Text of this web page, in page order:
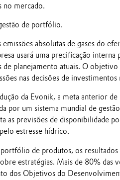
no mercado.
de portfólio.
absolutas de gases do
usará uma precificação interna
planejamento atuais. O
nas decisões de
da Evonik, a meta anterior
por um sistema mundial de
as previsões de disponibilidade
estresse hídrico.
de produtos, os resultados
estratégias. Mais de 80% das
dos Objetivos do